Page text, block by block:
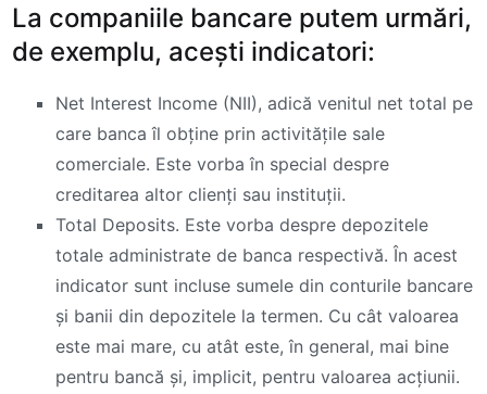
La companiile bancare putem urmări,
de exemplu, acești indicatori:
Net Interest Income (NII), adică venitul net total pe
care banca îl obține prin activitățile sale
comerciale. Este vorba în special despre
creditarea altor clienți sau instituții.
Total Deposits. Este vorba despre depozitele
totale administrate de banca respectivă. În acest
indicator sunt incluse sumele din conturile bancare
și banii din depozitele la termen. Cu cât valoarea
este mai mare, cu atât este, în general, mai bine
pentru bancă și, implicit, pentru valoarea acțiunii.